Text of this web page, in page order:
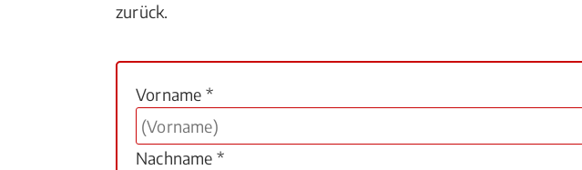
zurück.
Vorname *
Nachname *